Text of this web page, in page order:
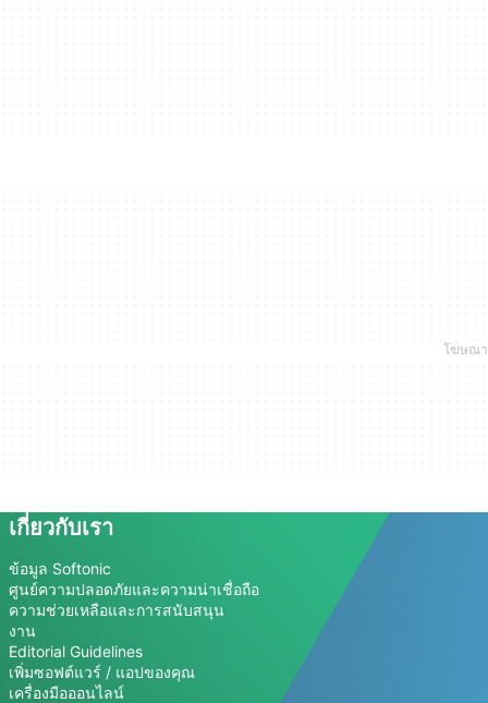
เกี่ยวกับเรา
ข้อมูล Softonic
ศูนย์ความปลอดภัยและความน่าเชื่อถือ
ความช่วยเหลือและการสนับสนุน
งาน
Editorial Guidelines
เพิ่มซอฟต์แวร์ / แอปของคุณ
เครื่องมือออนไลน์